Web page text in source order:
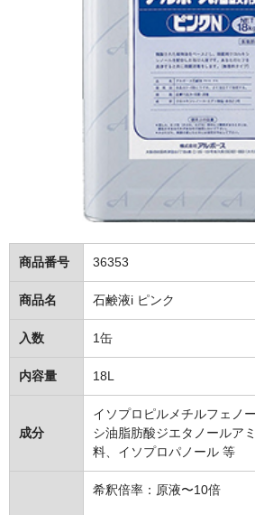
ポリ袋・調理小物
レジ袋・チャック袋等
たわし・スポンジ
紙コップ
アルミカップ・割箸
洗剤（家庭用～業務用）
食器用洗剤
台所用洗剤
住居用洗剤
洗濯用洗剤
お風呂用洗剤
商品番号 36353
商品名 石鹸液i ピンク
入数 1缶
内容量 18L
成分
イソプロピルメチルフェノ
シ油脂肪酸ジエタノールア
料、イソプロパノール 等
希釈倍率：原液〜10倍